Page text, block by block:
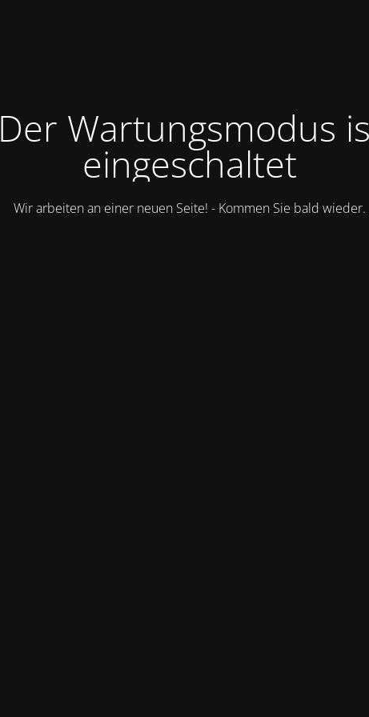
Der Wartungsmodus
eingeschaltet
Wir arbeiten an einer neuen Seite! - Kommen Sie bald wieder.